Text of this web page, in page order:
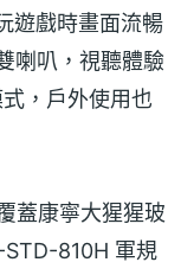
遊戲時畫面流暢
喇叭，視聽體驗
，戶外使用也
蓋康寧大猩猩玻
810H 軍規